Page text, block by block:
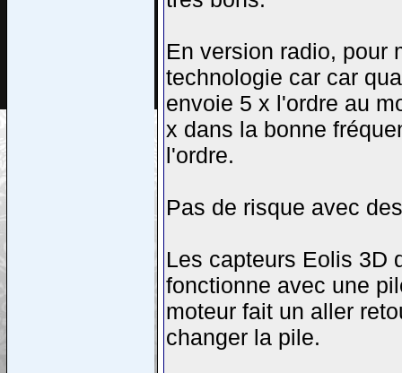
En version radio, pour
technologie car car
envoie 5 x l'ordre au
x dans la bonne
l'ordre.
Pas de risque avec
Les capteurs Eolis 3D
fonctionne avec une
moteur fait un aller
changer la pile.